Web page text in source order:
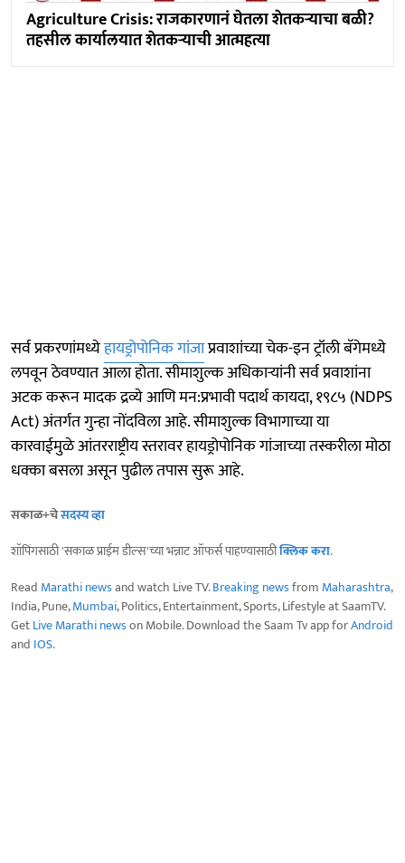
Agriculture Crisis: राजकारणानं घेतला शेतकऱ्याचा बळी?
तहसील कार्यालयात शेतकऱ्याची आत्महत्या
सर्व प्रकरणांमध्येहायड्रोपोनिक गांजाप्रवाशांच्या चेक-इन ट्रॉली बॅगेमध्ये
लपवून ठेवण्यात आला होता. सीमाशुल्क अधिकार्‍यांनी सर्व प्रवाशांना
अटक करून मादक द्रव्ये आणि मन:प्रभावी पदार्थ कायदा, १९८५ (NDPS
Act) अंतर्गत गुन्हा नोंदविला आहे. सीमाशुल्क विभागाच्या या
कारवाईमुळे आंतरराष्ट्रीय स्तरावर हायड्रोपोनिक गांजाच्या तस्करीला मोठा
धक्का बसला असून पुढील तपास सुरू आहे.
सकाळ+चेसदस्य व्हा
शॉपिंगसाठी 'सकाळ प्राईम डील्स'च्या भन्नाट ऑफर्स पाहण्यासाठीक्लिक करा.
Read Marathi newsand watch Live TV.Breaking newsfrom Maharashtra,
India, Pune,Mumbai, Politics, Entertainment, Sports, Lifestyle at SaamTV.
GetLive Marathi newson Mobile. Download the Saam Tv app forAndroid
and IOS.